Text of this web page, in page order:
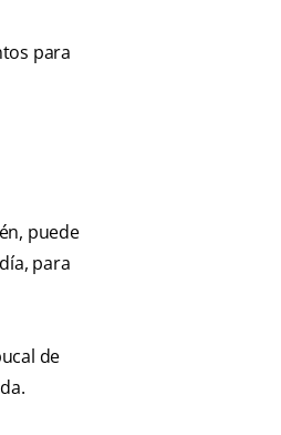
para
puede
para
de